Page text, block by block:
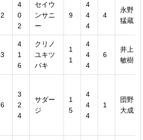
2
4
0
2
セイウ
ンサニ
ー
9
4
4
4
4
永野
猛蔵
3
4
1
6
クリノ
ユキツ
バキ
1
1
4
4
4
6
井上
敏樹
6
3
2
4
サダー
ジ
1
5
4
4
4
1
団野
大成